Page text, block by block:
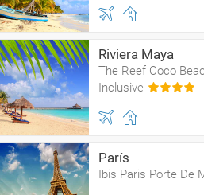
Riviera Maya
The Reef Coco
Inclusive
París
Ibis Paris Porte De